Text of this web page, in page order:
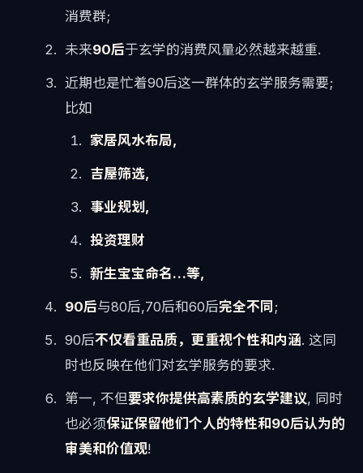
消费群;
未来90后于玄学的消费风量必然越来越重.
近期也是忙着90后这一群体的玄学服务需要;
比如
家居风水布局,
吉屋筛选,
事业规划,
投资理财
新生宝宝命名…等,
90后与80后,70后和60后完全不同 ;
90后不仅看重品质，更重视个性和内涵. 这同
时也反映在他们对玄学服务的要求.
第一, 不但要求你提供高素质的玄学建议, 同时
也必须保证保留他们个人的特性和90后认为的
审美和价值观!